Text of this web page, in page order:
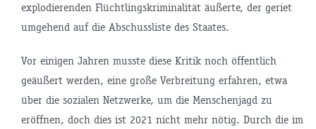
explodierenden Flüchtlingskriminalität äußerte, der geriet
umgehend auf die Abschussliste des Staates.
Vor einigen Jahren musste diese Kritik noch öffentlich
geäußert werden, eine große Verbreitung erfahren, etwa
über die sozialen Netzwerke, um die Menschenjagd zu
eröffnen, doch dies ist 2021 nicht mehr nötig. Durch die im